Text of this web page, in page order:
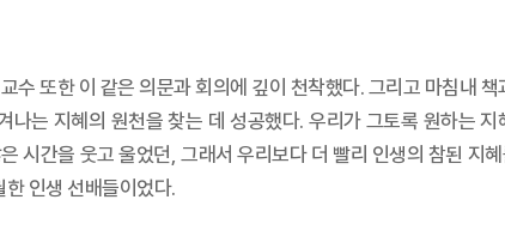
수 또한 이 같은 의문과 회의에 깊이 천착했다. 그리고 마침내
는 지혜의 원천을 찾는 데 성공했다. 우리가 그토록 원하는
시간을 웃고 울었던, 그래서 우리보다 더 빨리 인생의 참된 지
인생 선배들이었다.